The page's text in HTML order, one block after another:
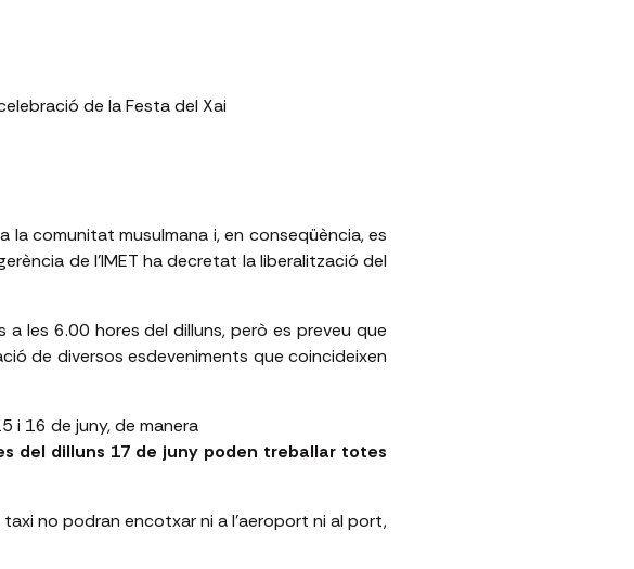
de la Festa del Xai
la comunitat musulmana i, en conseqüència, es
de l'IMET ha decretat la liberalització del
les 6.00 hores del dilluns, però es preveu que
de diversos esdeveniments que coincideixen
i 16 de juny, de manera
del dilluns 17 de juny poden treballar totes
no podran encotxar ni a l’aeroport ni al port,